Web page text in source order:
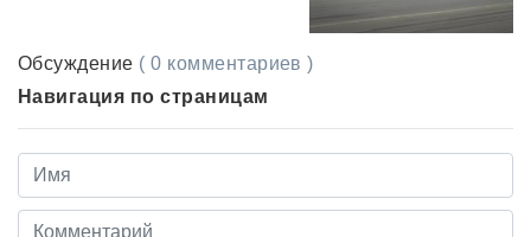
Обсуждение ( 0 комментариев )
Навигация по страницам